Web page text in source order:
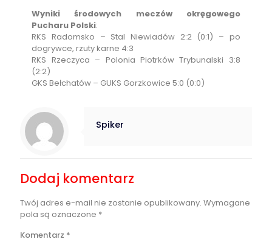
Wyniki środowych meczów okręgowego
Pucharu Polski:
RKS Radomsko – Stal Niewiadów 2:2 (0:1) – po
dogrywce, rzuty karne 4:3
RKS Rzeczyca – Polonia Piotrków Trybunalski 3:8
(2:2)
GKS Bełchatów – GUKS Gorzkowice 5:0 (0:0)
Spiker
Dodaj komentarz
Twój adres e-mail nie zostanie opublikowany. Wymagane
pola są oznaczone *
Komentarz *